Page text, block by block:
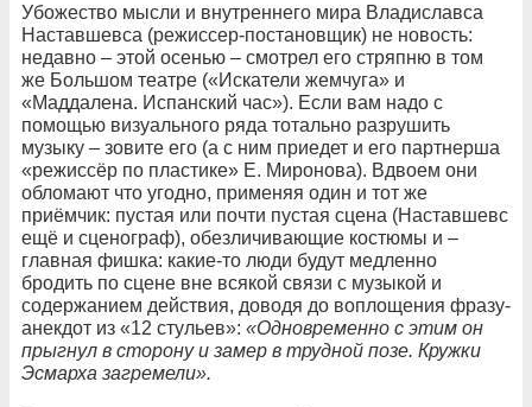
Убожество мысли и внутреннего мира Владиславса
Наставшевса (режиссер-постановщик) не новость:
недавно – этой осенью – смотрел его стряпню в том
же Большом театре («Искатели жемчуга» и
«Маддалена. Испанский час»). Если вам надо с
помощью визуального ряда тотально разрушить
музыку – зовите его (а с ним приедет и его партнерша
«режиссёр по пластике» Е. Миронова). Вдвоем они
обломают что угодно, применяя один и тот же
приёмчик: пустая или почти пустая сцена (Наставшевс
ещё и сценограф), обезличивающие костюмы и –
главная фишка: какие-то люди будут медленно
бродить по сцене вне всякой связи с музыкой и
содержанием действия, доводя до воплощения фразу-
анекдот из «12 стульев»: «Одновременно с этим он
прыгнул в сторону и замер в трудной позе. Кружки
Эсмарха загремели».